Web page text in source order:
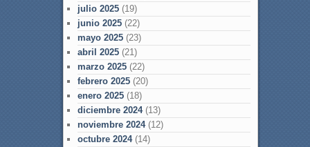
julio 2025(19)
junio 2025(22)
mayo 2025(23)
abril 2025(21)
marzo 2025(22)
febrero 2025(20)
enero 2025(18)
diciembre 2024(13)
noviembre 2024(12)
octubre 2024(14)